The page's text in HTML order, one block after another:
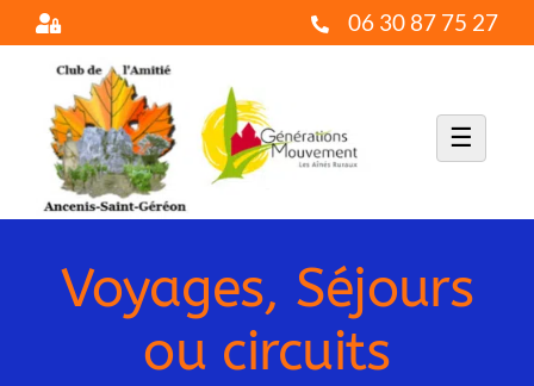
Passer
contenu
06 30 87 75 27
☰
Voyages, Séjours
ou circuits